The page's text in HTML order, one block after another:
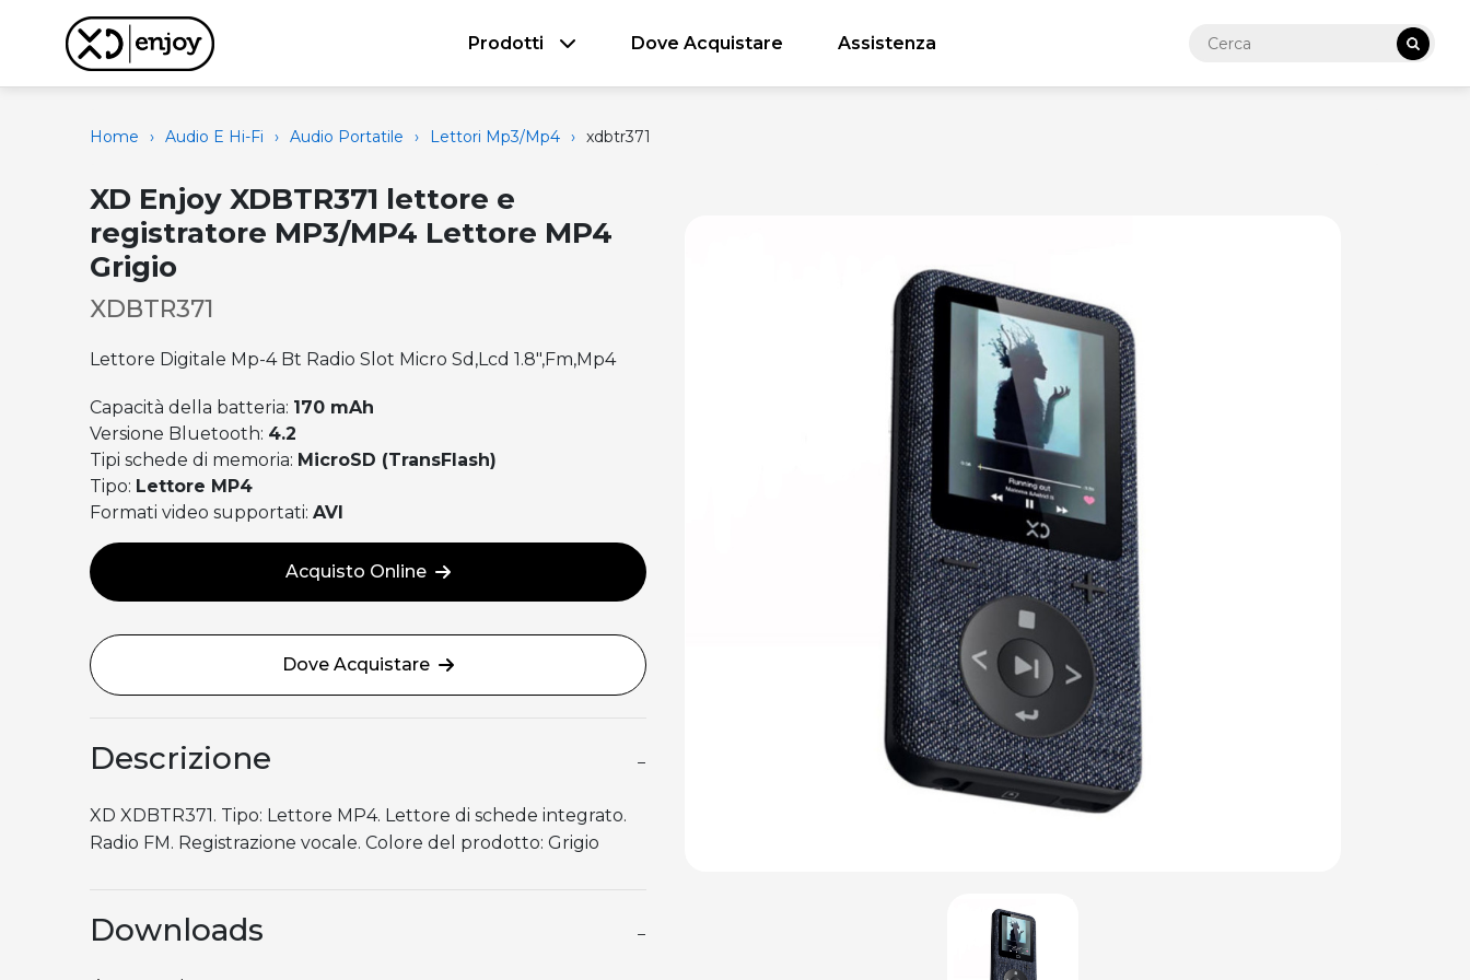
Prodotti Dove Acquistare Assistenza
Home › Audio E Hi-Fi › Audio Portatile › Lettori Mp3/mp4 › xdbtr371
XD Enjoy XDBTR371 lettore e
registratore MP3/MP4 Lettore MP4
Grigio
XDBTR371
Lettore Digitale Mp-4 Bt Radio Slot Micro Sd,Lcd 1.8",Fm,Mp4
Capacità della batteria: 170 mAh
Versione Bluetooth: 4.2
Tipi schede di memoria: MicroSD (TransFlash)
Tipo: Lettore MP4
Formati video supportati:AVI
Acquisto Online
Dove Acquistare
Descrizione −
XD XDBTR371. Tipo: Lettore MP4. Lettore di schede integrato.
Radio FM. Registrazione vocale. Colore del prodotto: Grigio
Downloads −